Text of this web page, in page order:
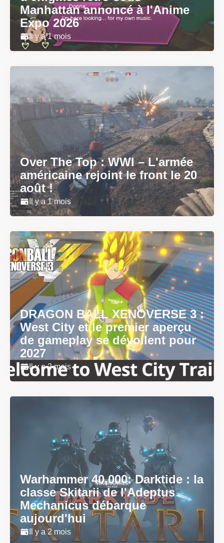
Manhattan annoncé à l'Anime
Expo 2026
Il y a 1 mois
Over The Top : WWI – L'armée
américaine rejoint le front le 20
août !
Il y a 1 mois
DRAGON BALL XENOVERSE 3 :
West City et le premier aperçu
de gameplay se dévoilent pour
2027
Il y a 2 mois
Warhammer 40,000: Darktide : la
classe Skitarii de l'Adeptus
Mechanicus débarque
aujourd'hui
Il y a 2 mois